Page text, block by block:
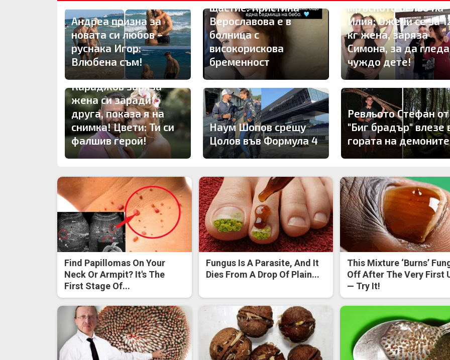
Андреа призна за
новата си любов –
руснака Игор:
Влюбена съм!
щастие: Кристина
Верославова е в
болница с
високорискова
бременност
мръсното бельо на
Илия: Ожени се за
кг жена, заряза
Симона, за да гледа
чуждо дете!
ПЪРВО ТУК: Владо
Караджов заряза
жена си заради
друга, показа я на
снимка! Цвети: Ти си
фалшив герой!
Наум Шопов срещу
Цолов във Формула 4
Ревльото Стефан от
"Биг брадър" влезе
гората на демоните
Find Papillomas On Your
Neck Or Armpit? It's The
First Stage Of...
Fungus Is A Parasite, And It
Dies From A Drop Of Plain...
This Mixture ‘Burns’
Off After The Very First
— Try It!